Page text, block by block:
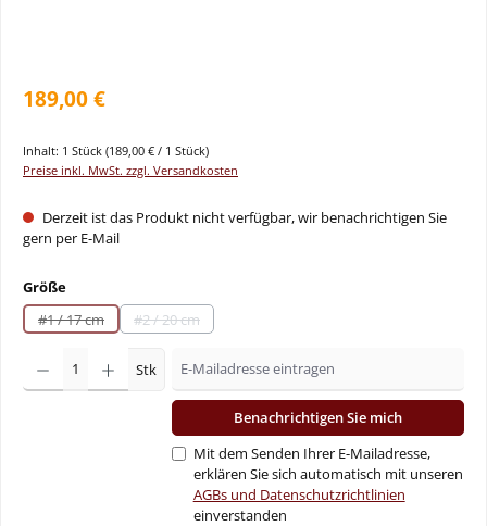
189,00 €
Inhalt: 1 Stück (189,00 € / 1 Stück)
Preise inkl. MwSt. zzgl. Versandkosten
Derzeit ist das Produkt nicht verfügbar, wir benachrichtigen Sie
gern per E-Mail
Größeauswählen
#1 / 17 cm(Diese Option ist zurzeit nicht verfügbar.)
#2 / 20 cm(Diese Option ist zurzeit nicht verfügbar.)
Stk
Benachrichtigen Sie mich
Mit dem Senden Ihrer E-Mailadresse,
erklären Sie sich automatisch mit unseren
AGBs und Datenschutzrichtlinien
einverstanden